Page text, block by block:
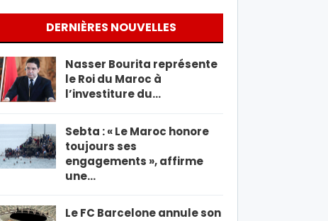
DERNIÈRES NOUVELLES
Nasser Bourita représente
le Roi du Maroc à
l’investiture du…
Sebta : « Le Maroc honore
toujours ses
engagements », affirme
une…
Le FC Barcelone annule son